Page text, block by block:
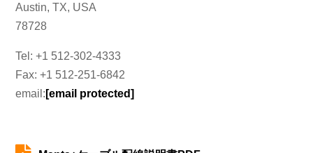
Austin, TX, USA
78728
Tel: +1 512-302-4333
Fax: +1 512-251-6842
email: [email protected]